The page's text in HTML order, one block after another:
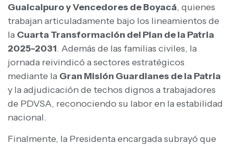
Guaicaipuro y Vencedores de Boyacá, quienes
trabajan articuladamente bajo los lineamientos de
la Cuarta Transformación del Plan de la Patria
2025-2031. Además de las familias civiles, la
jornada reivindicó a sectores estratégicos
mediante la Gran Misión Guardianes de la Patria
y la adjudicación de techos dignos a trabajadores
de PDVSA, reconociendo su labor en la estabilidad
nacional.
Finalmente, la Presidenta encargada subrayó que